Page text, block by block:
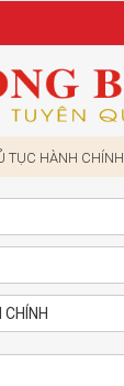
TỤC HÀNH CHÍNH